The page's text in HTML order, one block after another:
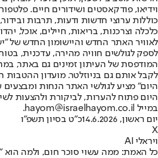
וידיאו, פודקאסטים ושידורים חיים.
כוללות ערוצי חדשות ודעות, תרבות
לאוויר האתר החדש והיישומון החדש של
לספק לגולשים חוויה מהירה, עדכנית,
המודפסת של העיתון זמינים גם באתר,
לקבל אותם גם בניוזלטר. מועדון ההטבות
היום" מציע לגולשי האתר הנחות ומבצעים
היום פתוח להערות, לביקורת ולהצעות
במייל hayom@israelhayom.co.il.
יום ראשון, 14.6.2026
כ"ט בסיון תשפ"ו
X
ויראלי AI
כל האמת: ממה עשוי סוכר חום, ולמה הוא